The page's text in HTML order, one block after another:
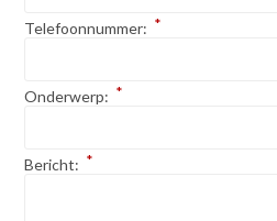
Telefoonnummer: *
Onderwerp: *
Bericht: *